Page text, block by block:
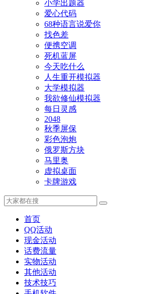
小学出题器
爱心代码
68种语言说爱你
找色差
便携空调
死机蓝屏
今天吃什么
人生重开模拟器
大学模拟器
我欲修仙模拟器
每日灵感
2048
秋季屏保
彩色泡炮
俄罗斯方块
马里奥
虚拟桌面
卡牌游戏
首页
QQ活动
现金活动
话费流量
实物活动
其他活动
技术技巧